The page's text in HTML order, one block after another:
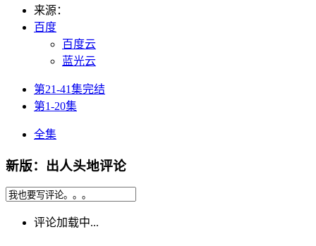
来源：
百度
百度云
蓝光云
第21-41集完结
第1-20集
全集
新版：出人头地评论
评论加载中...